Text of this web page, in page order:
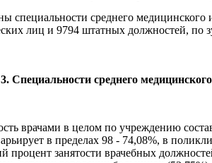
специальности среднего
лиц и 9794 штатных должностей, по
Специальности среднего
врачами в целом по учреждению
в пределах 98 - 74,08%, в
процент занятости врачебных